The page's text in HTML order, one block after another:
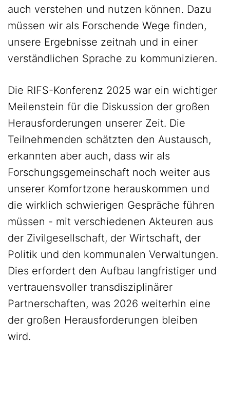
auch verstehen und nutzen können. Dazu
müssen wir als Forschende Wege finden,
unsere Ergebnisse zeitnah und in einer
verständlichen Sprache zu kommunizieren.
Die RIFS-Konferenz 2025 war ein wichtiger
Meilenstein für die Diskussion der großen
Herausforderungen unserer Zeit. Die
Teilnehmenden schätzten den Austausch,
erkannten aber auch, dass wir als
Forschungsgemeinschaft noch weiter aus
unserer Komfortzone herauskommen und
die wirklich schwierigen Gespräche führen
müssen - mit verschiedenen Akteuren aus
der Zivilgesellschaft, der Wirtschaft, der
Politik und den kommunalen Verwaltungen.
Dies erfordert den Aufbau langfristiger und
vertrauensvoller transdisziplinärer
Partnerschaften, was 2026 weiterhin eine
der großen Herausforderungen bleiben
wird.